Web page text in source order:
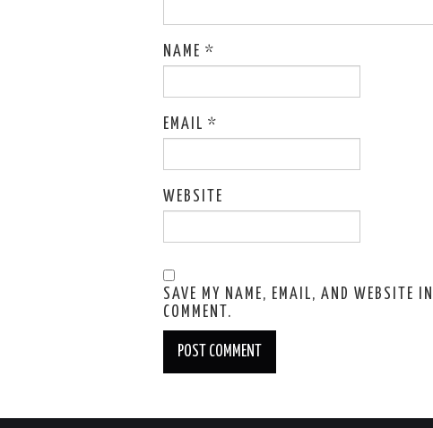
NAME *
EMAIL *
WEBSITE
SAVE MY NAME, EMAIL, AND WEBSITE
COMMENT.